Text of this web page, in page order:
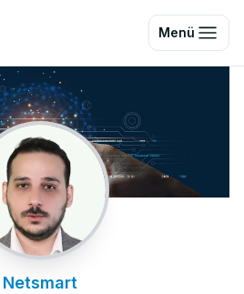
Menü
Netsmart